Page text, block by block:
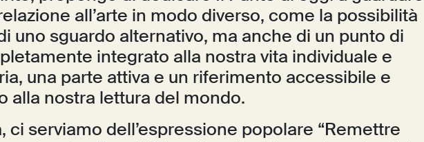
all’arte in modo diverso, come la possibilità
uno sguardo alternativo, ma anche di un punto di
integrato alla nostra vita individuale e
una parte attiva e un riferimento accessibile e
alla nostra lettura del mondo.
ci serviamo dell’espressione popolare “Remettre